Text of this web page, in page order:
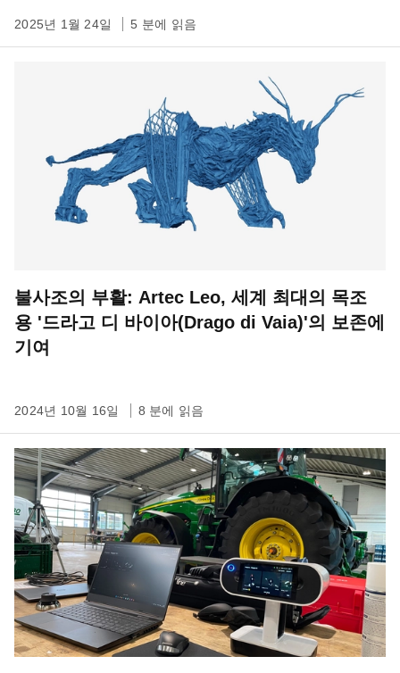
2025년 1월 24일 5 분에 읽음
불사조의 부활: Artec Leo, 세계 최대의 목조
용 '드라고 디 바이아(Drago di Vaia)'의 보존에
기여
2024년 10월 16일 8 분에 읽음